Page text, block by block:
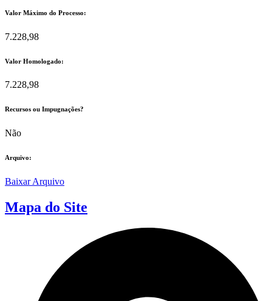
Valor Máximo do Processo: ​
7.228,98
Valor Homologado: ​
7.228,98
Recursos ou Impugnações? ​
Não
Arquivo:
Baixar Arquivo
Mapa do Site